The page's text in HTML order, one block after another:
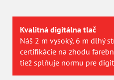
Kvalitná digitálna tlač
Náš 2 m vysoký, 6 m dlhý
certifikácie na zhodu
tiež splňuje normu pre